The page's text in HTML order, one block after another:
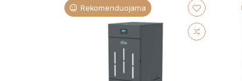
Rekomenduojama